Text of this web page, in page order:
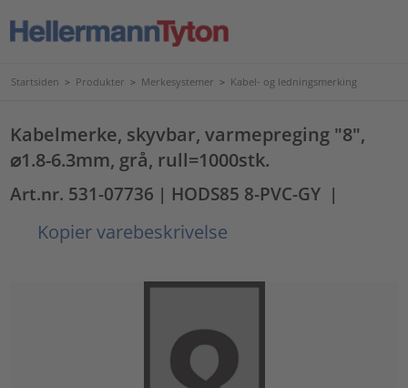
Startsiden > Produkter > Merkesystemer > Kabel- og ledningsmerking
Kabelmerke, skyvbar, varmepreging "8",
⌀1.8-6.3mm, grå, rull=1000stk.
Art.nr. 531-07736 | HODS85 8-PVC-GY |
Kopier varebeskrivelse